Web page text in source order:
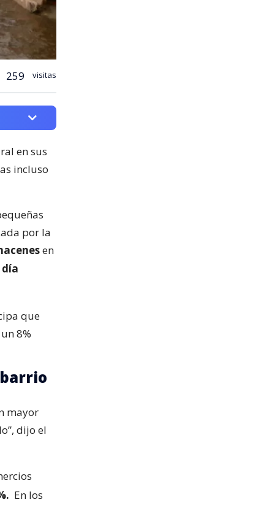
259 visitas
en sus
incluso
por la
en
que
8%
mayor
dijo el
En los